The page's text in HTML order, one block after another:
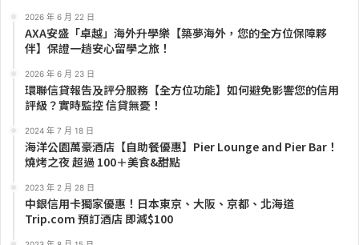
2026 年 6 月 22 日
AXA安盛「卓越」海外升學樂【築夢海外，您的全方位保障夥
伴】保證一趟安心留學之旅！
2026 年 6 月 23 日
環聯信貸報告及評分服務【全方位功能】如何避免影響您的信用
評級？實時監控 信貸無憂！
2024 年 7 月 18 日
海洋公園萬豪酒店【自助餐優惠】Pier Lounge and Pier Bar！
燒烤之夜 超過 100＋美食&甜點
2023 年 2 月 28 日
中銀信用卡獨家優惠！日本東京、大阪、京都、北海道
Trip.com 預訂酒店 即減$100